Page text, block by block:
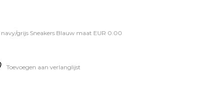
grijs Sneakers Blauw maat EUR 0.00
Toevoegen aan verlanglijst